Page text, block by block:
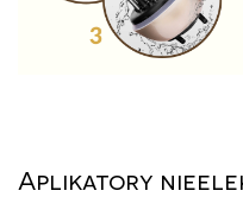
Aplikatory